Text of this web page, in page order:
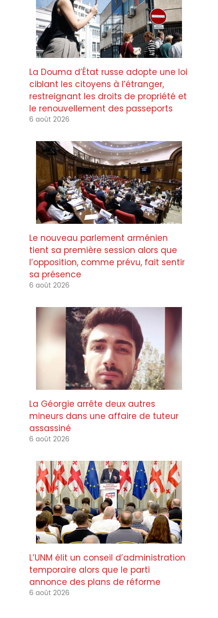
La Douma d’État russe adopte une loi
ciblant les citoyens à l’étranger,
restreignant les droits de propriété et
le renouvellement des passeports
6 août 2026
Le nouveau parlement arménien
tient sa première session alors que
l’opposition, comme prévu, fait sentir
sa présence
6 août 2026
La Géorgie arrête deux autres
mineurs dans une affaire de tuteur
assassiné
6 août 2026
L’UNM élit un conseil d’administration
temporaire alors que le parti
annonce des plans de réforme
6 août 2026